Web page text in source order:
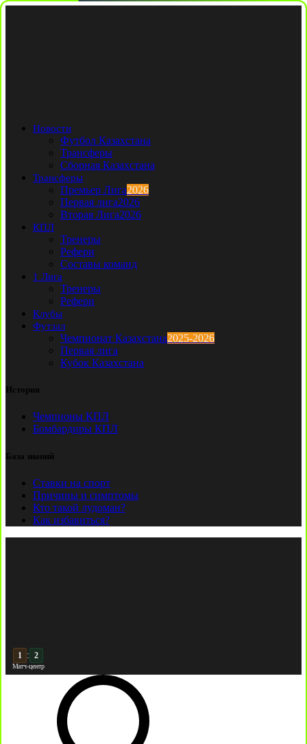
Новости
Футбол Казахстана
Трансферы
Сборная Казахстана
Трансферы
Премьер Лига2026
Первая лига2026
Вторая Лига2026
КПЛ
Тренеры
Рефери
Составы команд
1 Лига
Тренеры
Рефери
Клубы
Футзал
Чемпионат Казахстана2025-2026
Первая лига
Кубок Казахстана
История
Чемпионы КПЛ
Бомбардиры КПЛ
База знаний
Ставки на спорт
Причины и симптомы
Кто такой лудоман?
Как избавиться?
2 : 2
Матч-центр